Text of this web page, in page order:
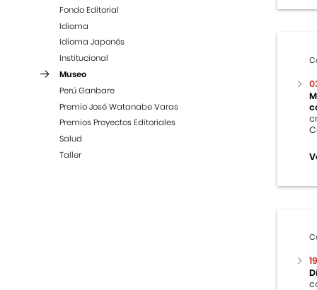
Fondo Editorial
Idioma
Idioma Japonés
Institucional
Museo
Perú Ganbare
Premio José Watanabe Varas
Premios Proyectos Editoriales
Salud
Taller